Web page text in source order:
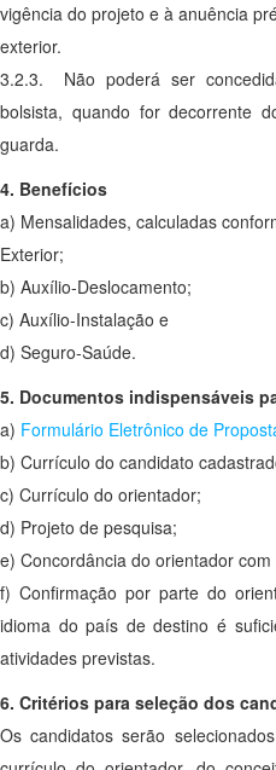
vigência do projeto e à anuência
exterior.
3.2.3. Não poderá ser
bolsista, quando for decorrente
guarda.
4. Benefícios
a) Mensalidades, calculadas
Exterior;
b) Auxílio-Deslocamento;
c) Auxílio-Instalação e
d) Seguro-Saúde.
5. Documentos indispensáveis
a) Formulário Eletrônico de
b) Currículo do candidato
c) Currículo do orientador;
d) Projeto de pesquisa;
e) Concordância do orientador
f) Confirmação por parte do
idioma do país de destino é
atividades previstas.
6. Critérios para seleção dos
Os candidatos serão